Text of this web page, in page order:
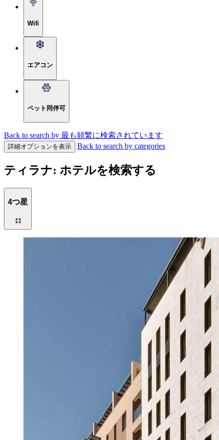
Wifi
エアコン
ペット同伴可
Back to search by 最も頻繁に検索されています
詳細オプションを表示 Back to search by categories
ティラナ: ホテルを検索する
4つ星